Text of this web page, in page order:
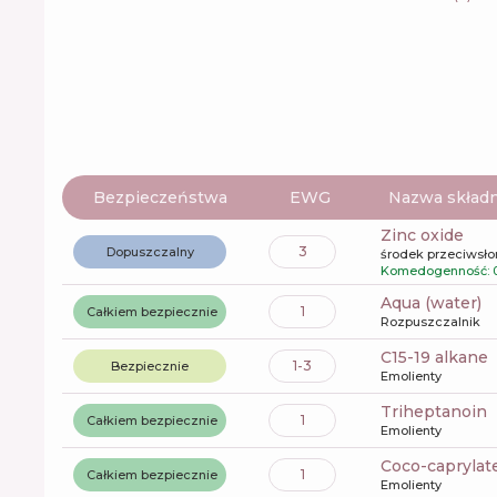
Bezpieczeństwa EWG Nazwa
Dopuszczalny 3
zinc oxide
środek
Komedogenność:
Całkiem bezpiecznie 1 aqua (water)
Rozpuszczalnik
Bezpiecznie 1-3 c15-19 alkane
Emolienty
Całkiem bezpiecznie 1 triheptanoin
Emolienty
Całkiem bezpiecznie 1 coco-
Emolienty